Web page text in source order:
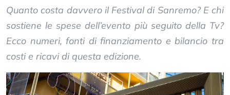
Quanto costa davvero il Festival di Sanremo? E chi
sostiene le spese dell’evento più seguito della Tv?
Ecco numeri, fonti di finanziamento e bilancio tra
costi e ricavi di questa edizione.